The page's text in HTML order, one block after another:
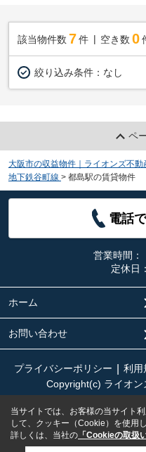
該当物件数 7件 空き数 0
絞り込み条件： なし
ペ
大阪市の収益物件｜ライオンズ不動
地下鉄谷町線 > 都島駅の賃貸物件
電話
営業時間：
定休日：
ホーム
お問い合わせ
プライバシーポリシー 利用
Copyright(c) ライオ
当サイトでは、お客様の当サイト
して、クッキー（Cookie）を使用し
詳しくは、当社の 「Cookieの取扱